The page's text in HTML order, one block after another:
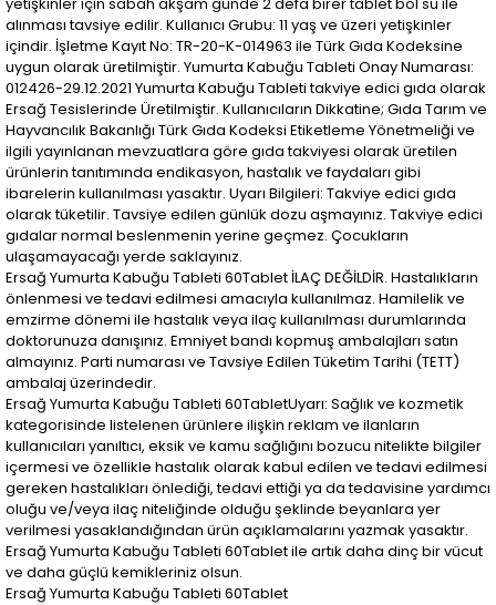
alınması tavsiye edilir. Kullanıcı Grubu: 11 yaş ve üzeri yetişkinler
içindir. İşletme Kayıt No: TR-20-K-014963 ile Türk Gıda Kodeksine
uygun olarak üretilmiştir. Yumurta Kabuğu Tableti Onay Numarası:
012426-29.12.2021 Yumurta Kabuğu Tableti takviye edici gıda olarak
Ersağ Tesislerinde Üretilmiştir. Kullanıcıların Dikkatine; Gıda Tarım ve
Hayvancılık Bakanlığı Türk Gıda Kodeksi Etiketleme Yönetmeliği ve
ilgili yayınlanan mevzuatlara göre gıda takviyesi olarak üretilen
ürünlerin tanıtımında endikasyon, hastalık ve faydaları gibi
ibarelerin kullanılması yasaktır. Uyarı Bilgileri: Takviye edici gıda
olarak tüketilir. Tavsiye edilen günlük dozu aşmayınız. Takviye edici
gıdalar normal beslenmenin yerine geçmez. Çocukların
ulaşamayacağı yerde saklayınız.
Ersağ Yumurta Kabuğu Tableti 60Tablet İLAÇ DEĞİLDİR. Hastalıkların
önlenmesi ve tedavi edilmesi amacıyla kullanılmaz. Hamilelik ve
emzirme dönemi ile hastalık veya ilaç kullanılması durumlarında
doktorunuza danışınız. Emniyet bandı kopmuş ambalajları satın
almayınız. Parti numarası ve Tavsiye Edilen Tüketim Tarihi (TETT)
ambalaj üzerindedir.
Ersağ Yumurta Kabuğu Tableti 60TabletUyarı: Sağlık ve kozmetik
kategorisinde listelenen ürünlere ilişkin reklam ve ilanların
kullanıcıları yanıltıcı, eksik ve kamu sağlığını bozucu nitelikte bilgiler
içermesi ve özellikle hastalık olarak kabul edilen ve tedavi edilmesi
gereken hastalıkları önlediği, tedavi ettiği ya da tedavisine yardımcı
oluğu ve/veya ilaç niteliğinde olduğu şeklinde beyanlara yer
verilmesi yasaklandığından ürün açıklamalarını yazmak yasaktır.
Ersağ Yumurta Kabuğu Tableti 60Tablet ile artık daha dinç bir vücut
ve daha güçlü kemikleriniz olsun.
Ersağ Yumurta Kabuğu Tableti 60Tablet